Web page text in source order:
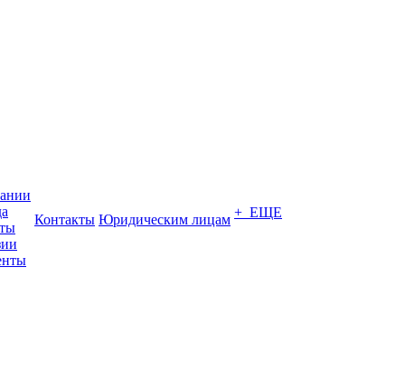
Контакты Юридическим лицам + ЕЩЕ